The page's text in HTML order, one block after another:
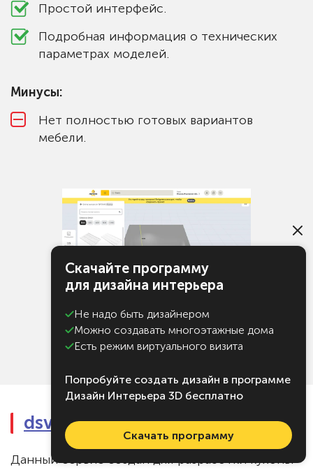
Простой интерфейс.
Подробная информация о технических
параметрах моделей.
Минусы:
Нет полностью готовых вариантов
мебели.
dsv-mebel
Данный сервис создан для разработки кухонь.
Скачайте программу
для дизайна интерьера
Не надо быть дизайнером
Можно создавать многоэтажные дома
Есть режим виртуального визита
Попробуйте создать дизайн в программе
Дизайн Интерьера 3D бесплатно
Скачать программу